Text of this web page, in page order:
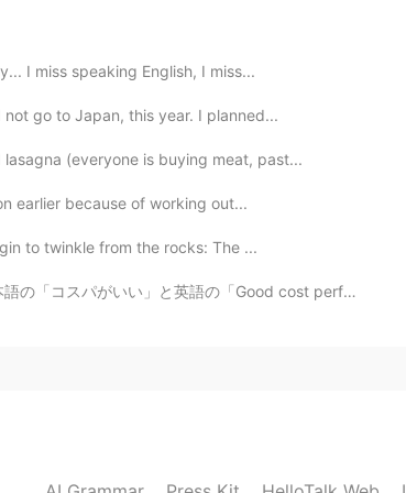
I miss speaking English, I miss...
go to Japan, this year. I planned...
(everyone is buying meat, past...
earlier because of working out...
to twinkle from the rocks: The ...
」の意味は違います。日本語にとって、もし店で素晴らしいけど、安い物...